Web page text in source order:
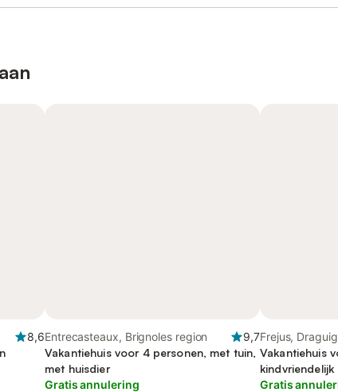
8,6Entrecasteaux, Brignoles region
9,7
Vakantiehuis voor 4 personen, met tuin,
met huisdier
Gratis annulering
Frejus,
Vakantiehuis
kindvriendelijk
Gratis